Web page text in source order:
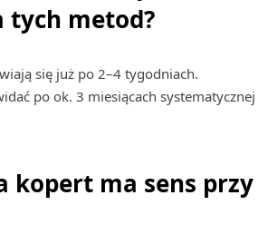
tych metod?
się już po 2–4 tygodniach.
po ok. 3 miesiącach systematycznej
kopert ma sens przy